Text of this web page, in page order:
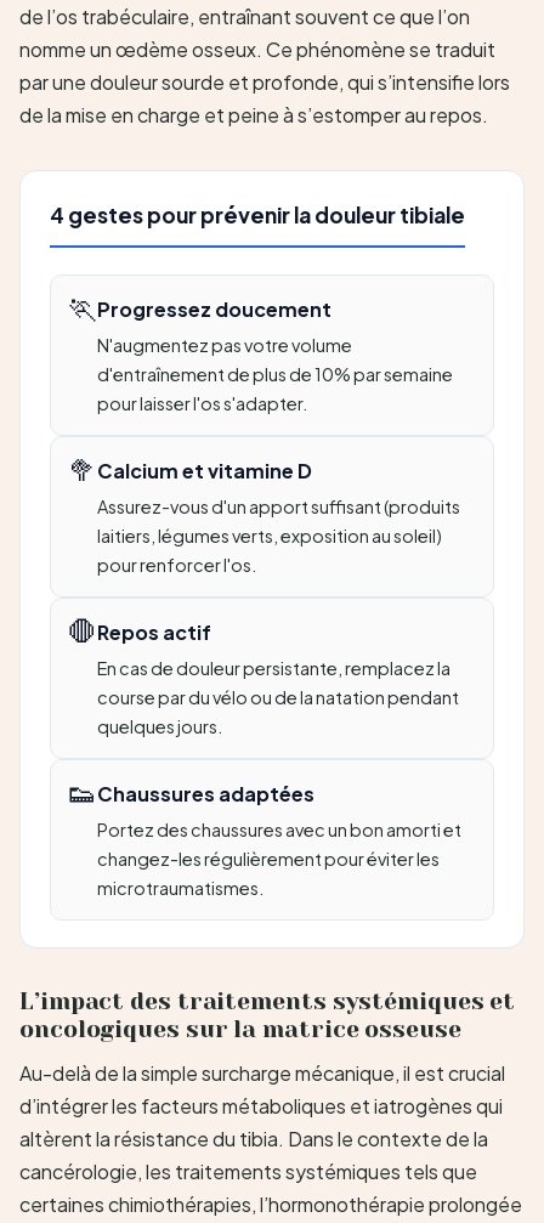
de l’os trabéculaire, entraînant souvent ce que l’on
nomme un œdème osseux. Ce phénomène se traduit
par une douleur sourde et profonde, qui s’intensifie lors
de la mise en charge et peine à s’estomper au repos.
4 gestes pour prévenir la douleur tibiale
🏃 Progressez doucement
N'augmentez pas votre volume
d'entraînement de plus de 10% par semaine
pour laisser l'os s'adapter.
🥦 Calcium et vitamine D
Assurez-vous d'un apport suffisant (produits
laitiers, légumes verts, exposition au soleil)
pour renforcer l'os.
🛑Repos actif
En cas de douleur persistante, remplacez la
course par du vélo ou de la natation pendant
quelques jours.
👟Chaussures adaptées
Portez des chaussures avec un bon amorti et
changez-les régulièrement pour éviter les
microtraumatismes.
L’impact des traitements systémiques et
oncologiques sur la matrice osseuse
Au-delà de la simple surcharge mécanique, il est crucial
d’intégrer les facteurs métaboliques et iatrogènes qui
altèrent la résistance du tibia. Dans le contexte de la
cancérologie, les traitements systémiques tels que
certaines chimiothérapies, l’hormonothérapie prolongée